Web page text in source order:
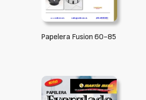
Papelera Fusion 60-85